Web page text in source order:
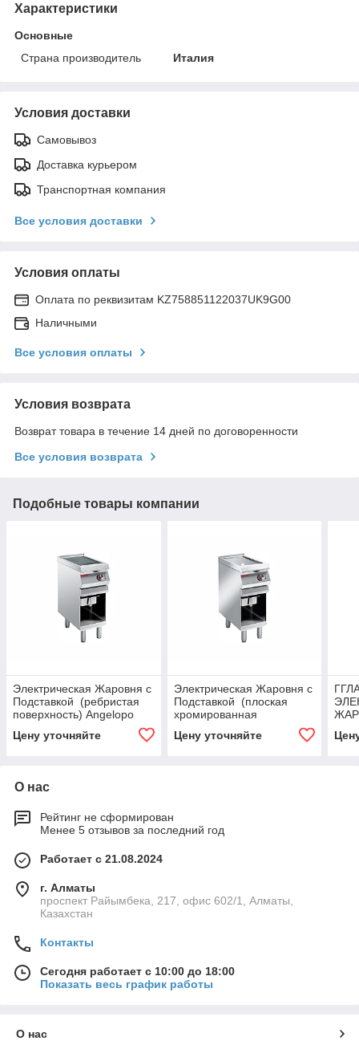
Характеристики
Основные
Страна производитель
Италия
Условия доставки
Самовывоз
Доставка курьером
Транспортная компания
Все условия доставки
Условия оплаты
Оплата по реквизитам KZ758851122037UK9G00
Наличными
Все условия оплаты
Условия возврата
Возврат товара в течение 14 дней по договоренности
Все условия возврата
Подобные товары компании
Электрическая Жаровня с
Подставкой (ребристая
поверхность) Angelopo
Цену уточняйте
Электрическая Жаровня с
Подставкой (плоская
хромированная
Цену уточняйте
О нас
Рейтинг не сформирован
Менее 5 отзывов за последний год
Работает с 21.08.2024
г. Алматы
проспект Райымбека, 217, офис 602/1, Алматы,
Казахстан
Контакты
Сегодня работает с 10:00 до 18:00
Показать весь график работы
О нас